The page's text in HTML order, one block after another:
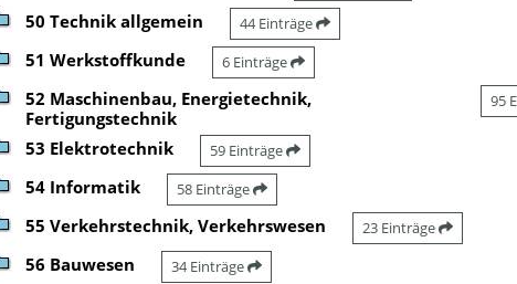
50 Technik allgemein 44 Einträge
51 Werkstoffkunde 6 Einträge
52 Maschinenbau, Energietechnik,
Fertigungstechnik
95
53 Elektrotechnik 59 Einträge
54 Informatik 58 Einträge
55 Verkehrstechnik, Verkehrswesen 23 Einträge
56 Bauwesen 34 Einträge